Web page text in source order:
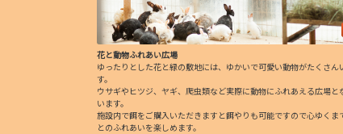
花と動物ふれあい広場
ゆったりとした花と緑の敷地には、ゆかいで可愛い動物がたくさん
す。
ウサギやヒツジ、ヤギ、爬虫類など実際に動物にふれあえる広場と
います。
施設内で餌をご購入いただきますと餌やりも可能ですので心ゆくま
とのふれあいを楽しめます。